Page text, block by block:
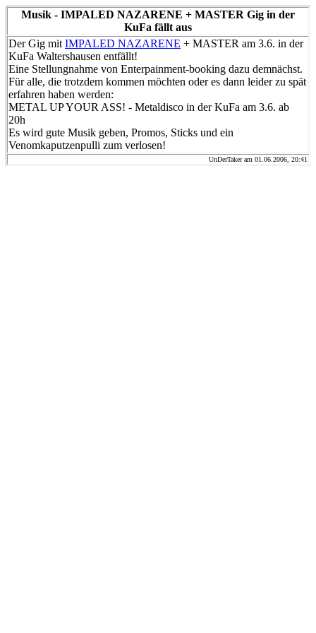
Musik - IMPALED NAZARENE + MASTER Gig in der
KuFa fällt aus
Der Gig mit IMPALED NAZARENE + MASTER am 3.6. in der
KuFa Waltershausen entfällt!
Eine Stellungnahme von Enterpainment-booking dazu demnächst.
Für alle, die trotzdem kommen möchten oder es dann leider zu spät
erfahren haben werden:
METAL UP YOUR ASS! - Metaldisco in der KuFa am 3.6. ab
20h
Es wird gute Musik geben, Promos, Sticks und ein
Venomkaputzenpulli zum verlosen!
UnDerTaker am 01.06.2006, 20:41